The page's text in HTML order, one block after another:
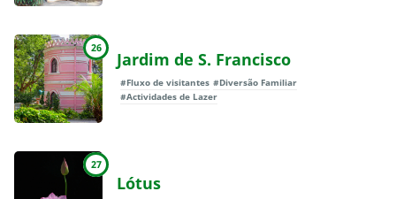
26
Jardim de S. Francisco
#Fluxo de visitantes #Diversão Familiar
#Actividades de Lazer
27
Lótus